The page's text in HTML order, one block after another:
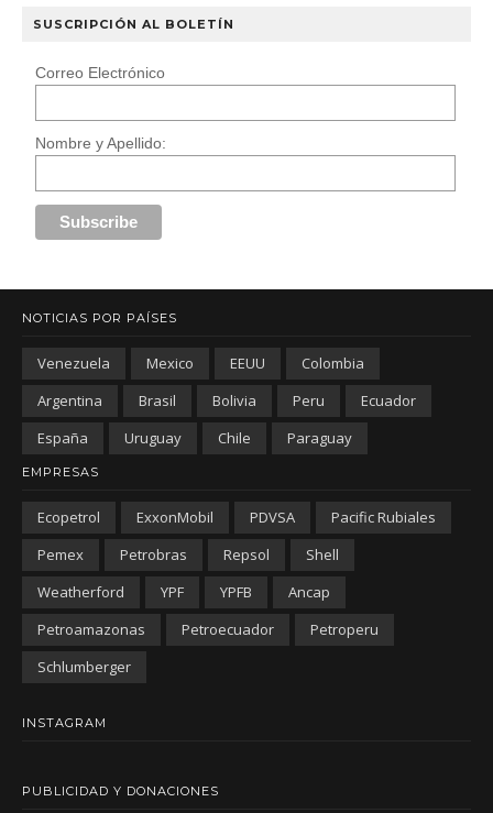
SUSCRIPCIÓN AL BOLETÍN
Correo Electrónico
Nombre y Apellido:
NOTICIAS POR PAÍSES
Venezuela Mexico EEUU
Colombia
Argentina
Brasil Bolivia Peru
Ecuador
España
Uruguay Chile Paraguay
EMPRESAS
Ecopetrol ExxonMobil PDVSA
Pacific Rubiales
Pemex
Petrobras Repsol
Shell
Weatherford
YPF YPFB
Ancap
Petroamazonas
Petroecuador
Petroperu
Schlumberger
INSTAGRAM
PUBLICIDAD Y DONACIONES